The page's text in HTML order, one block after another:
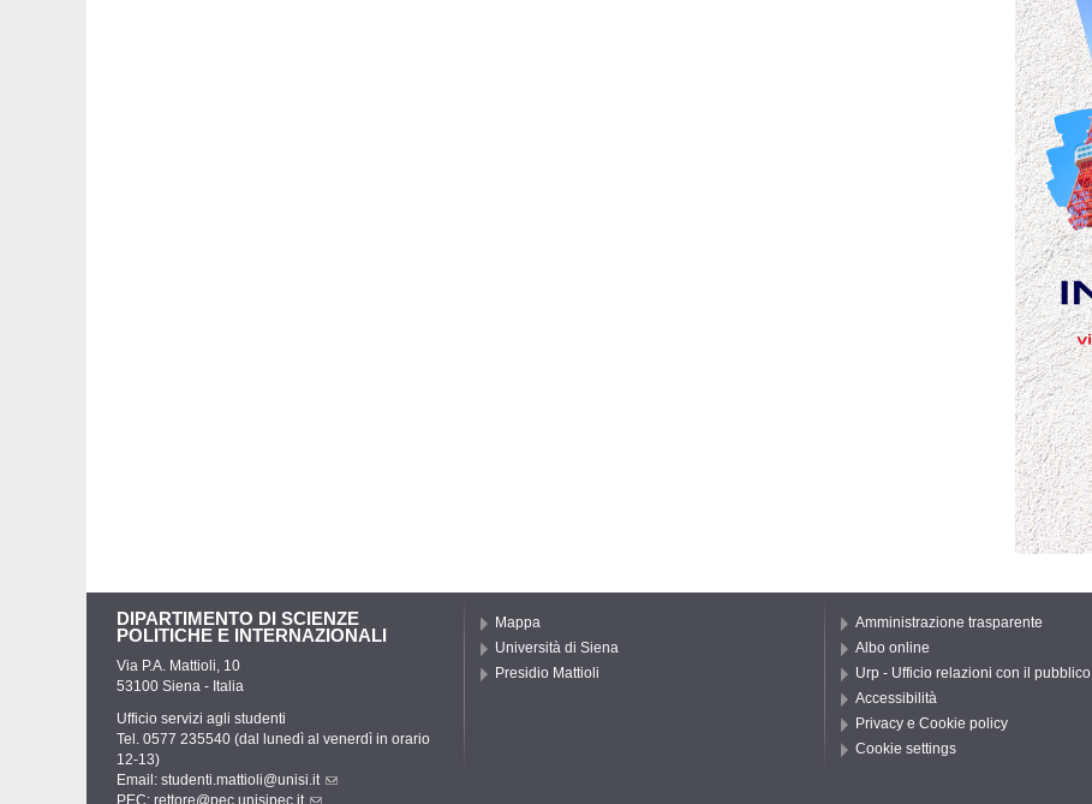
DIPARTIMENTO DI SCIENZE
POLITICHE E INTERNAZIONALI
Via P.A. Mattioli, 10
53100 Siena - Italia
Ufficio servizi agli studenti
Tel. 0577 235540 (dal lunedì al venerdì in orario
12-13)
Email: studenti.mattioli@unisi.it
PEC: rettore@pec.unisipec.it
Mappa
Università di Siena
Presidio Mattioli
Amministrazione trasparente
Albo online
Urp - Ufficio relazioni con il pubblico
Accessibilità
Privacy e Cookie policy
Cookie settings